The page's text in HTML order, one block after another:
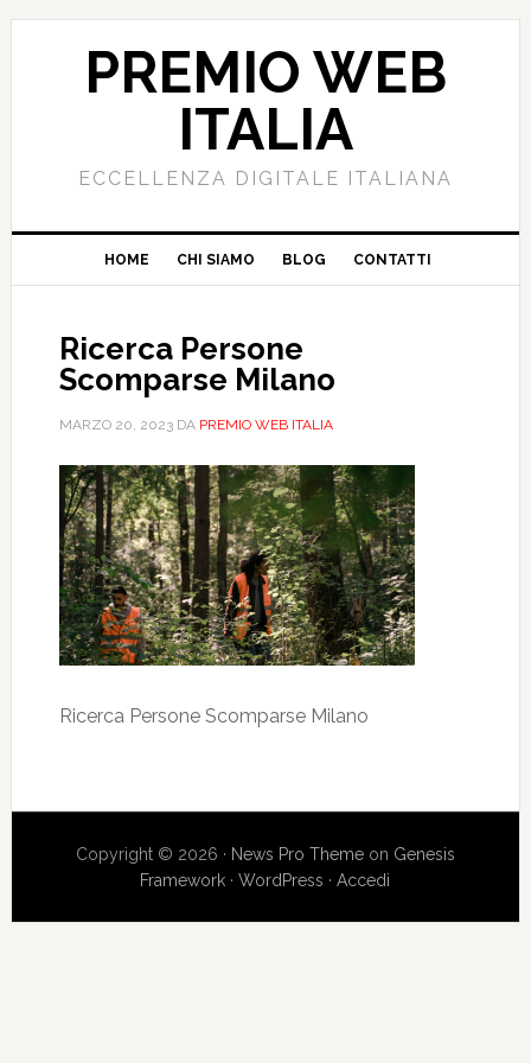
PREMIO WEB
ITALIA
ECCELLENZA DIGITALE ITALIANA
HOME CHI SIAMO BLOG CONTATTI
Ricerca Persone
Scomparse Milano
MARZO 20, 2023DA PREMIO WEB ITALIA
Ricerca Persone Scomparse Milano
Copyright © 2026 · News Pro Themeon Genesis
Framework ·WordPress ·Accedi